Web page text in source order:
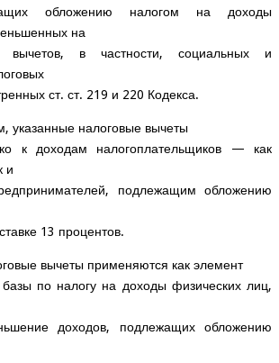
обложению налогом на доходы
на
вычетов, в частности, социальных и
ст. ст. 219 и 220 Кодекса.
указанные налоговые вычеты
к доходам налогоплательщиков — как
и
подлежащим обложению
13 процентов.
вычеты применяются как элемент
базы по налогу на доходы физических лиц,
доходов, подлежащих обложению